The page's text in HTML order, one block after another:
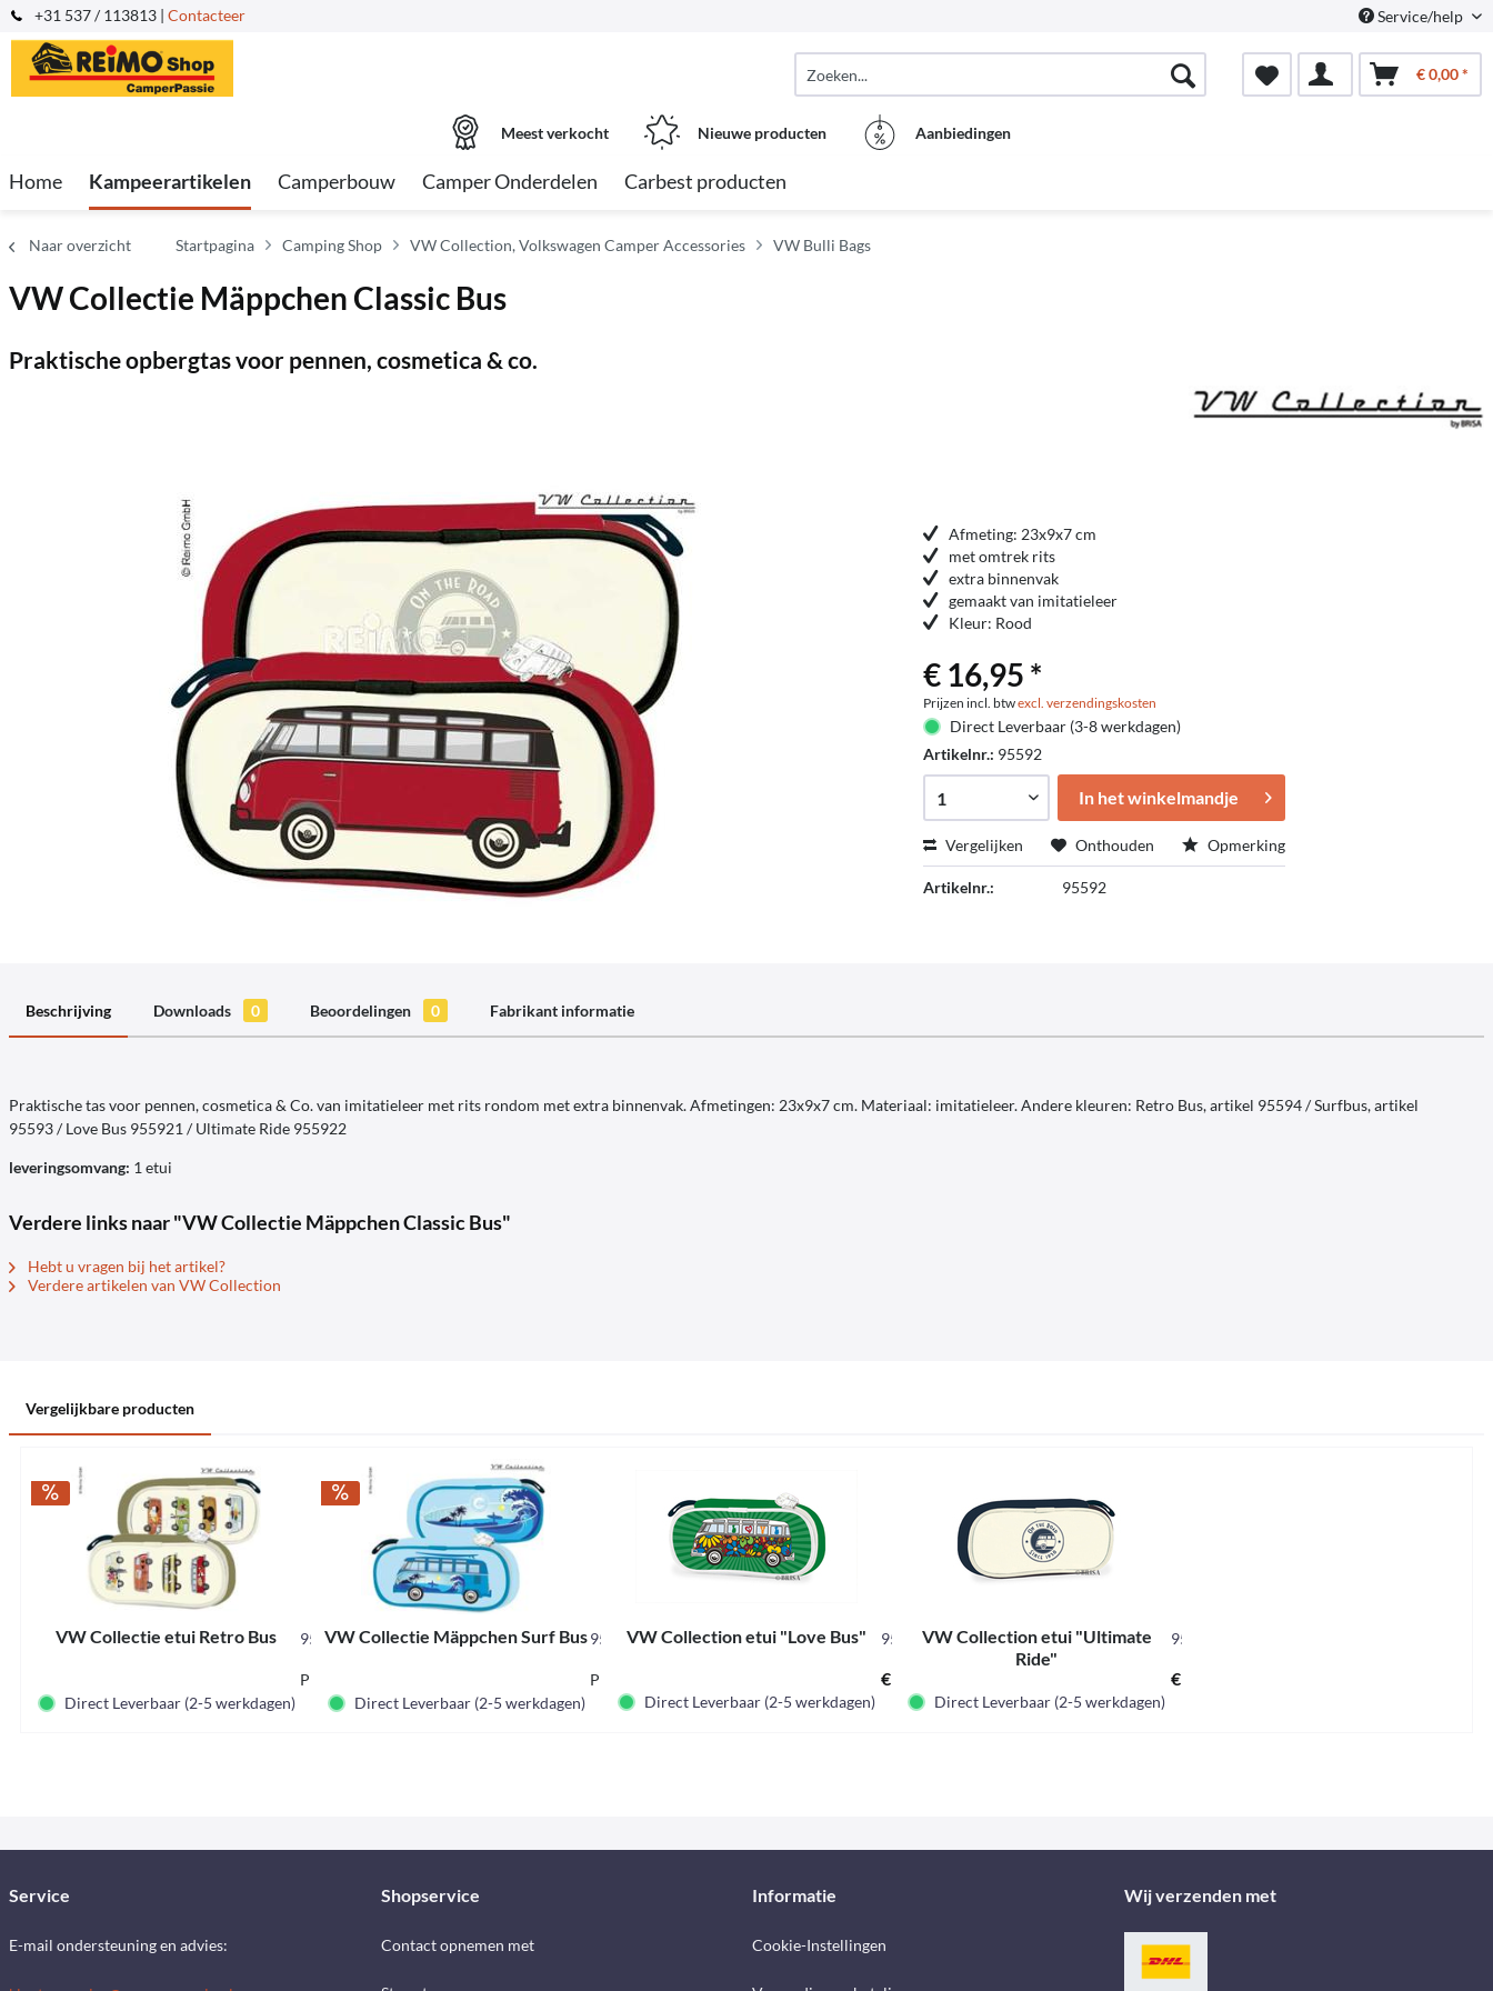
+31 537 / 113813 | Contacteer Service/help
€ 0,00 *
Meest verkocht Nieuwe producten Aanbiedingen
Home Kampeerartikelen Camperbouw Camper Onderdelen Carbest producten
Naar overzicht Startpagina Camping Shop VW Collection, Volkswagen Camper Accessories VW Bulli Bags
VW Collectie Mäppchen Classic Bus
Praktische opbergtas voor pennen, cosmetica & co.
Afmeting: 23x9x7 cm
met omtrek rits
extra binnenvak
gemaakt van imitatieleer
Kleur: Rood
€ 16,95 *
Prijzen incl. btwexcl. verzendingskosten
Direct Leverbaar (3-8 werkdagen)
Artikelnr.: 95592
In het winkelmandje
Vergelijken Onthouden Opmerking
Artikelnr.: 95592
Beschrijving Downloads 0 Beoordelingen 0 Fabrikant informatie
Praktische tas voor pennen, cosmetica & Co. van imitatieleer met rits rondom met extra binnenvak. Afmetingen: 23x9x7 cm. Materiaal: imitatieleer. Andere kleuren: Retro Bus, artikel 95594 / Surfbus, artikel
95593 / Love Bus 955921 / Ultimate Ride 955922
leveringsomvang: 1 etui
Verdere links naar "VW Collectie Mäppchen Classic Bus"
Hebt u vragen bij het artikel?
Verdere artikelen van VW Collection
Vergelijkbare producten
VW Collectie etui Retro Bus 95594
Prijskorting label
Direct Leverbaar (2-5 werkdagen)
VW Collectie Mäppchen Surf Bus95593
Prijskorting label
Direct Leverbaar (2-5 werkdagen)
VW Collection etui "Love Bus" 955921
€ 16,95 *
Direct Leverbaar (2-5 werkdagen)
VW Collection etui "Ultimate
Ride"
955922
€ 16,90 *
Direct Leverbaar (2-5 werkdagen)
Service
E-mail ondersteuning en advies:
Shopservice
Contact opnemen met
Informatie
Cookie-Instellingen
Wij verzenden met